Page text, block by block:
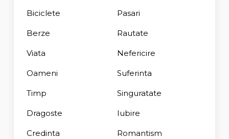
Biciclete Pasari
Berze Rautate
Viata Nefericire
Oameni Suferinta
Timp Singuratate
Dragoste Iubire
Credinta Romantism